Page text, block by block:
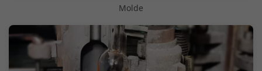
Molde